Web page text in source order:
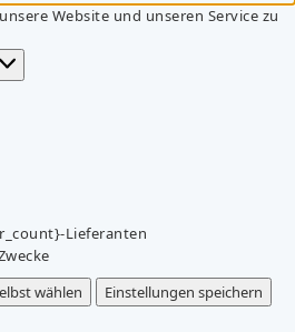
Website und unseren Service zu
Lieferanten
wählen
Einstellungen speichern